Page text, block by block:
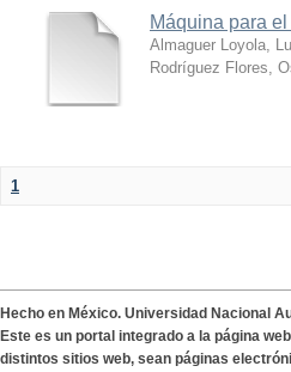
Máquina para
Almaguer Loyola,
Rodríguez Flores,
1
Hecho en México. Universidad Nacional
Este es un portal integrado a la página
distintos sitios web, sean páginas